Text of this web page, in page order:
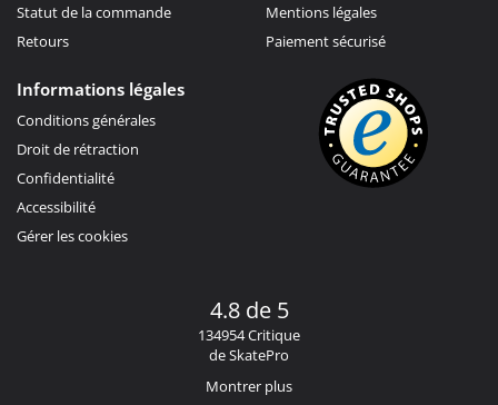
Statut de la commande
Retours
Mentions légales
Paiement sécurisé
Informations légales
Conditions générales
Droit de rétraction
Confidentialité
Accessibilité
Gérer les cookies
4.8 de 5
134954 Critique
de SkatePro
Montrer plus